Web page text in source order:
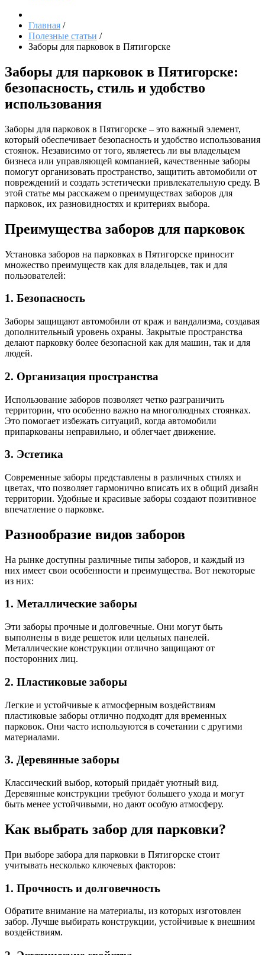
Главная /
Полезные статьи /
Заборы для парковок в Пятигорске
Заборы для парковок в Пятигорске:
безопасность, стиль и удобство
использования
Заборы для парковок в Пятигорске – это важный элемент,
который обеспечивает безопасность и удобство использования
стоянок. Независимо от того, являетесь ли вы владельцем
бизнеса или управляющей компанией, качественные заборы
помогут организовать пространство, защитить автомобили от
повреждений и создать эстетически привлекательную среду. В
этой статье мы расскажем о преимуществах заборов для
парковок, их разновидностях и критериях выбора.
Преимущества заборов для парковок
Установка заборов на парковках в Пятигорске приносит
множество преимуществ как для владельцев, так и для
пользователей:
1. Безопасность
Заборы защищают автомобили от краж и вандализма, создавая
дополнительный уровень охраны. Закрытые пространства
делают парковку более безопасной как для машин, так и для
людей.
2. Организация пространства
Использование заборов позволяет четко разграничить
территории, что особенно важно на многолюдных стоянках.
Это помогает избежать ситуаций, когда автомобили
припаркованы неправильно, и облегчает движение.
3. Эстетика
Современные заборы представлены в различных стилях и
цветах, что позволяет гармонично вписать их в общий дизайн
территории. Удобные и красивые заборы создают позитивное
впечатление о парковке.
Разнообразие видов заборов
На рынке доступны различные типы заборов, и каждый из
них имеет свои особенности и преимущества. Вот некоторые
из них:
1. Металлические заборы
Эти заборы прочные и долговечные. Они могут быть
выполнены в виде решеток или цельных панелей.
Металлические конструкции отлично защищают от
посторонних лиц.
2. Пластиковые заборы
Легкие и устойчивые к атмосферным воздействиям
пластиковые заборы отлично подходят для временных
парковок. Они часто используются в сочетании с другими
материалами.
3. Деревянные заборы
Классический выбор, который придаёт уютный вид.
Деревянные конструкции требуют большего ухода и могут
быть менее устойчивыми, но дают особую атмосферу.
Как выбрать забор для парковки?
При выборе забора для парковки в Пятигорске стоит
учитывать несколько ключевых факторов:
1. Прочность и долговечность
Обратите внимание на материалы, из которых изготовлен
забор. Лучше выбирать конструкции, устойчивые к внешним
воздействиям.